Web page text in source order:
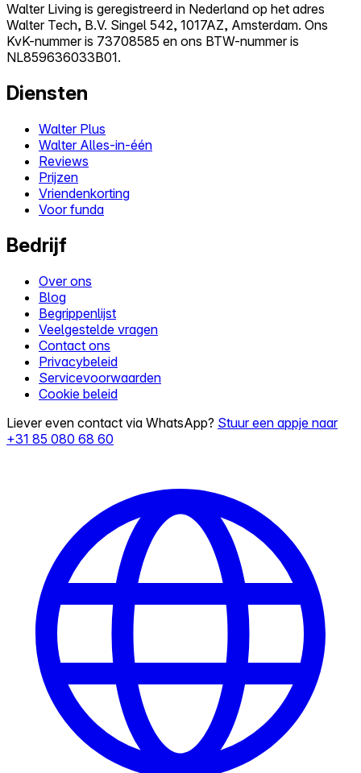
Walter Living is geregistreerd in Nederland op het adres
Walter Tech, B.V. Singel 542, 1017AZ, Amsterdam. Ons
KvK-nummer is 73708585 en ons BTW-nummer is
NL859636033B01.
Diensten
Walter Plus
Walter Alles-in-één
Reviews
Prijzen
Vriendenkorting
Voor funda
Bedrijf
Over ons
Blog
Begrippenlijst
Veelgestelde vragen
Contact ons
Privacybeleid
Servicevoorwaarden
Cookie beleid
Liever even contact via WhatsApp? Stuur een appje naar
+31 85 080 68 60